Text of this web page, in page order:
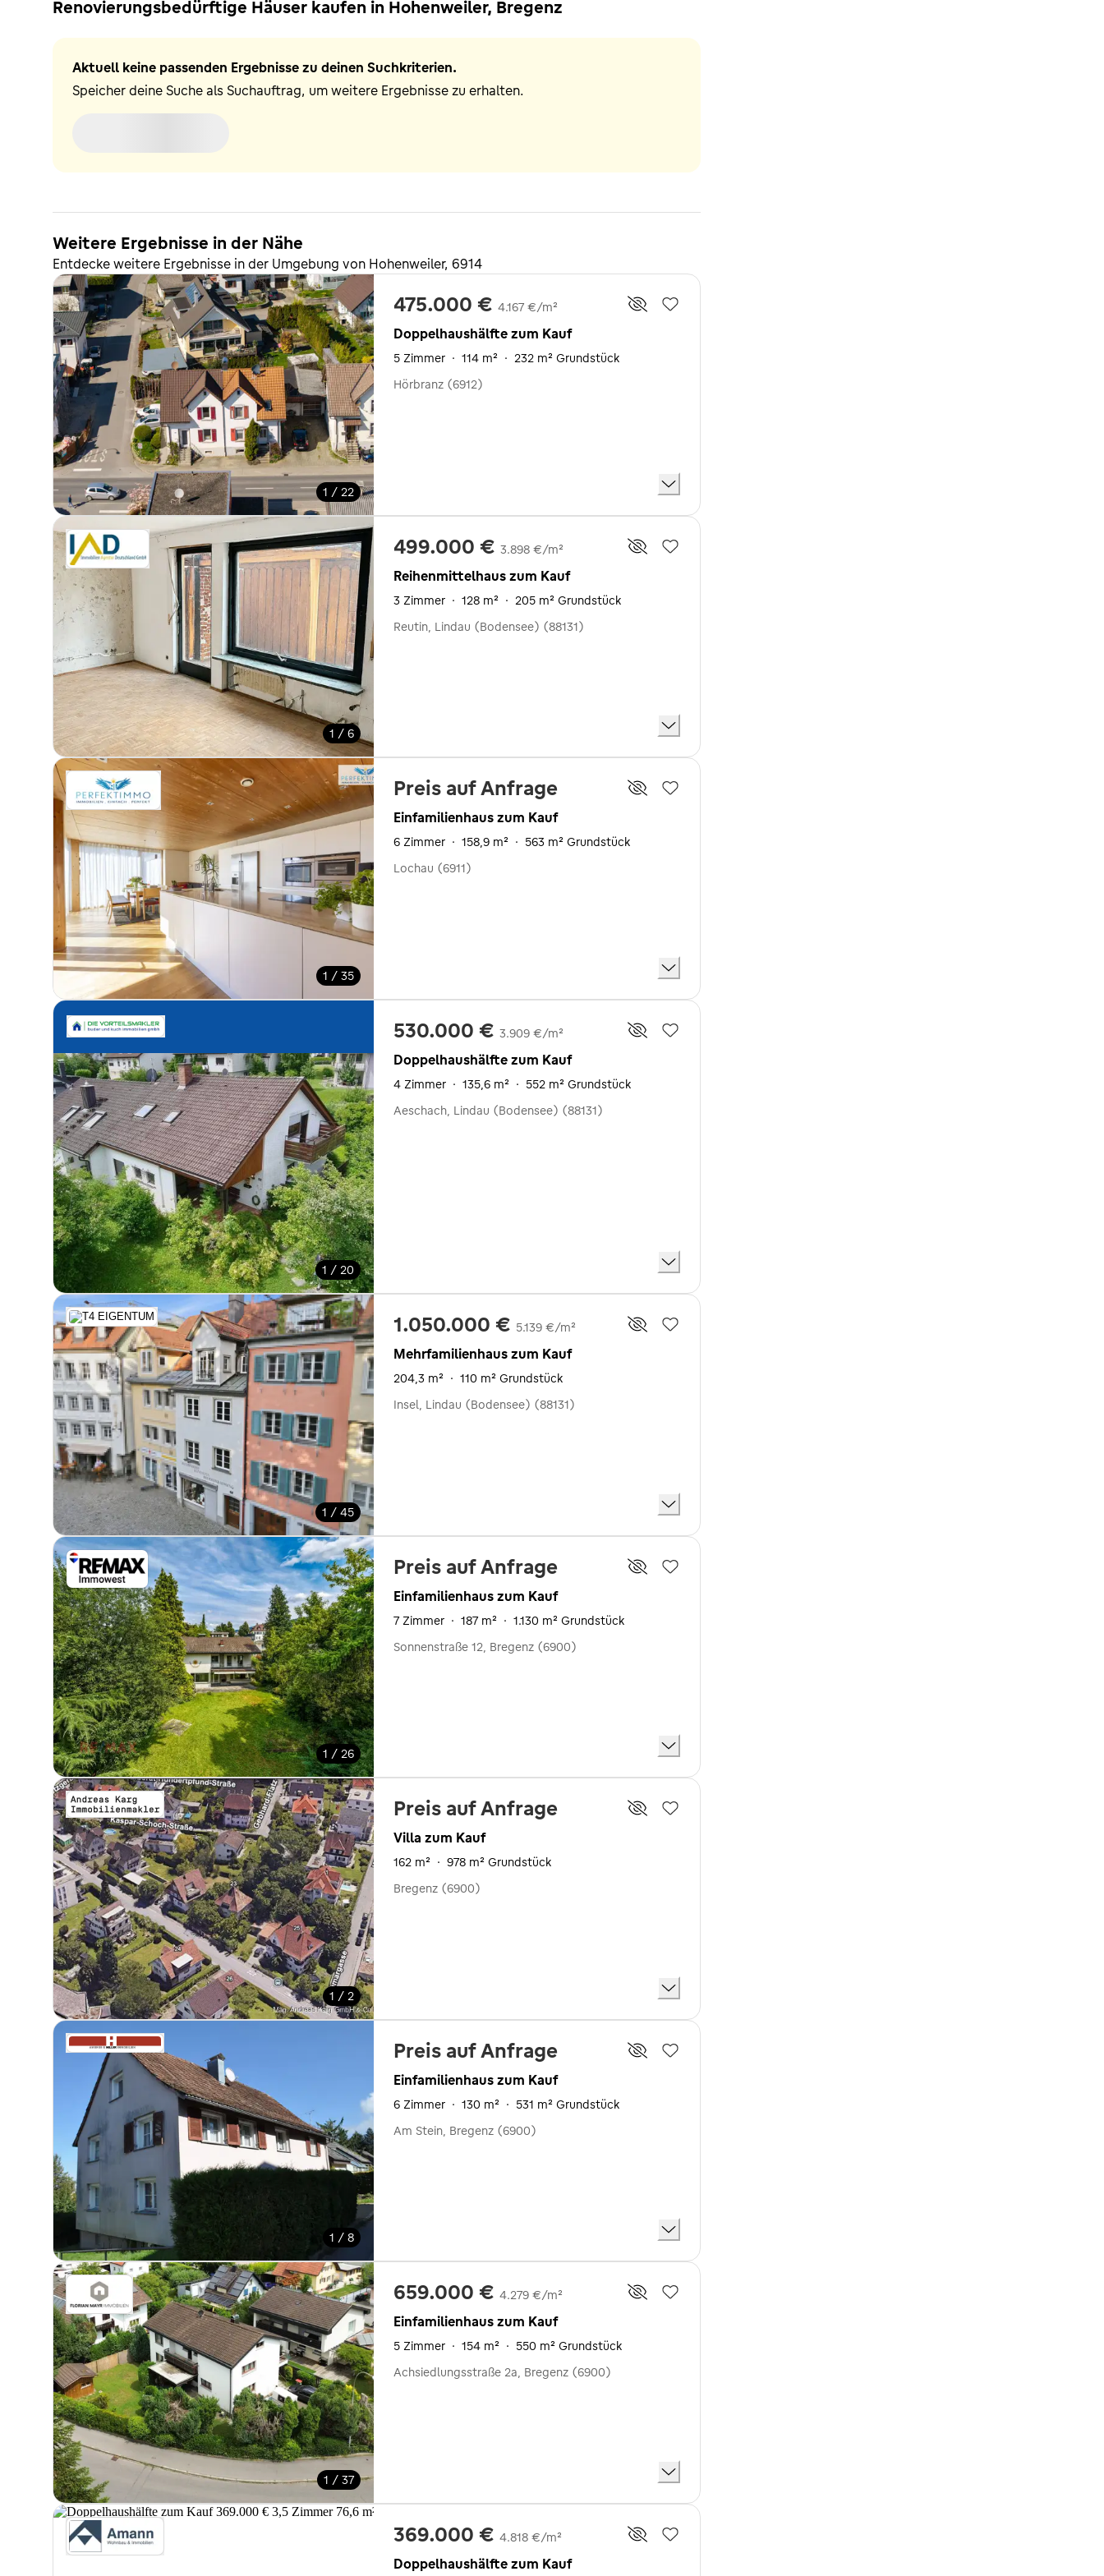
Renovierungsbedürftige Häuser kaufen in Hohenweiler, Bregenz
Aktuell keine passenden Ergebnisse zu deinen Suchkriterien.
Speicher deine Suche als Suchauftrag, um weitere Ergebnisse zu erhalten.
Weitere Ergebnisse in der Nähe
Entdecke weitere Ergebnisse in der Umgebung von Hohenweiler, 6914
1 / 22
475.000 € 4.167 €/m²
Doppelhaushälfte zum Kauf
5 Zimmer · 114 m² · 232 m² Grundstück
Hörbranz (6912)
1 / 6
499.000 € 3.898 €/m²
Reihenmittelhaus zum Kauf
3 Zimmer · 128 m² · 205 m² Grundstück
Reutin, Lindau (Bodensee) (88131)
1 / 35
Preis auf Anfrage
Einfamilienhaus zum Kauf
6 Zimmer · 158,9 m² · 563 m² Grundstück
Lochau (6911)
1 / 20
530.000 € 3.909 €/m²
Doppelhaushälfte zum Kauf
4 Zimmer · 135,6 m² · 552 m² Grundstück
Aeschach, Lindau (Bodensee) (88131)
1 / 45
1.050.000 € 5.139 €/m²
Mehrfamilienhaus zum Kauf
204,3 m² · 110 m² Grundstück
Insel, Lindau (Bodensee) (88131)
1 / 26
Preis auf Anfrage
Einfamilienhaus zum Kauf
7 Zimmer · 187 m² · 1.130 m² Grundstück
Sonnenstraße 12, Bregenz (6900)
1 / 2
Preis auf Anfrage
Villa zum Kauf
162 m² · 978 m² Grundstück
Bregenz (6900)
1 / 8
Preis auf Anfrage
Einfamilienhaus zum Kauf
6 Zimmer · 130 m² · 531 m² Grundstück
Am Stein, Bregenz (6900)
1 / 37
659.000 € 4.279 €/m²
Einfamilienhaus zum Kauf
5 Zimmer · 154 m² · 550 m² Grundstück
Achsiedlungsstraße 2a, Bregenz (6900)
369.000 € 4.818 €/m²
Doppelhaushälfte zum Kauf